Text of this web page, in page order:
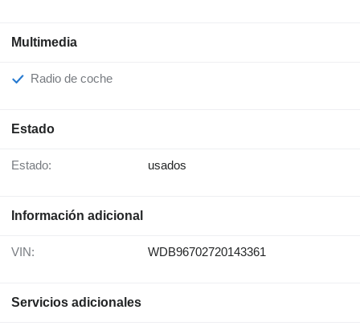
Multimedia
Radio de coche
Estado
Estado: usados
Información adicional
VIN: WDB96702720143361
Servicios adicionales